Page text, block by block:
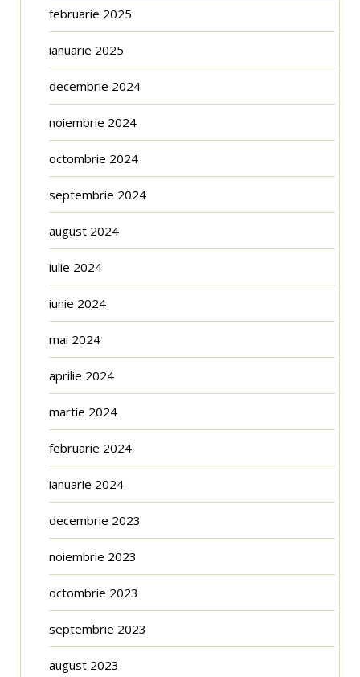
februarie 2025
ianuarie 2025
decembrie 2024
noiembrie 2024
octombrie 2024
septembrie 2024
august 2024
iulie 2024
iunie 2024
mai 2024
aprilie 2024
martie 2024
februarie 2024
ianuarie 2024
decembrie 2023
noiembrie 2023
octombrie 2023
septembrie 2023
august 2023